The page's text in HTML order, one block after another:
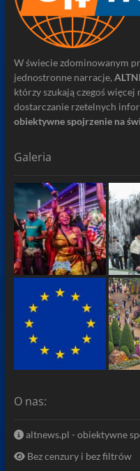
W świecie zdominowanym
jednostronne narracje,
którzy szukają czegoś
dostarczanie rzetelnych
obiektywne spojrzenie na
Galeria
O nas:
altnews.pl - obiektywne
Bez cenzury i bez filtrów